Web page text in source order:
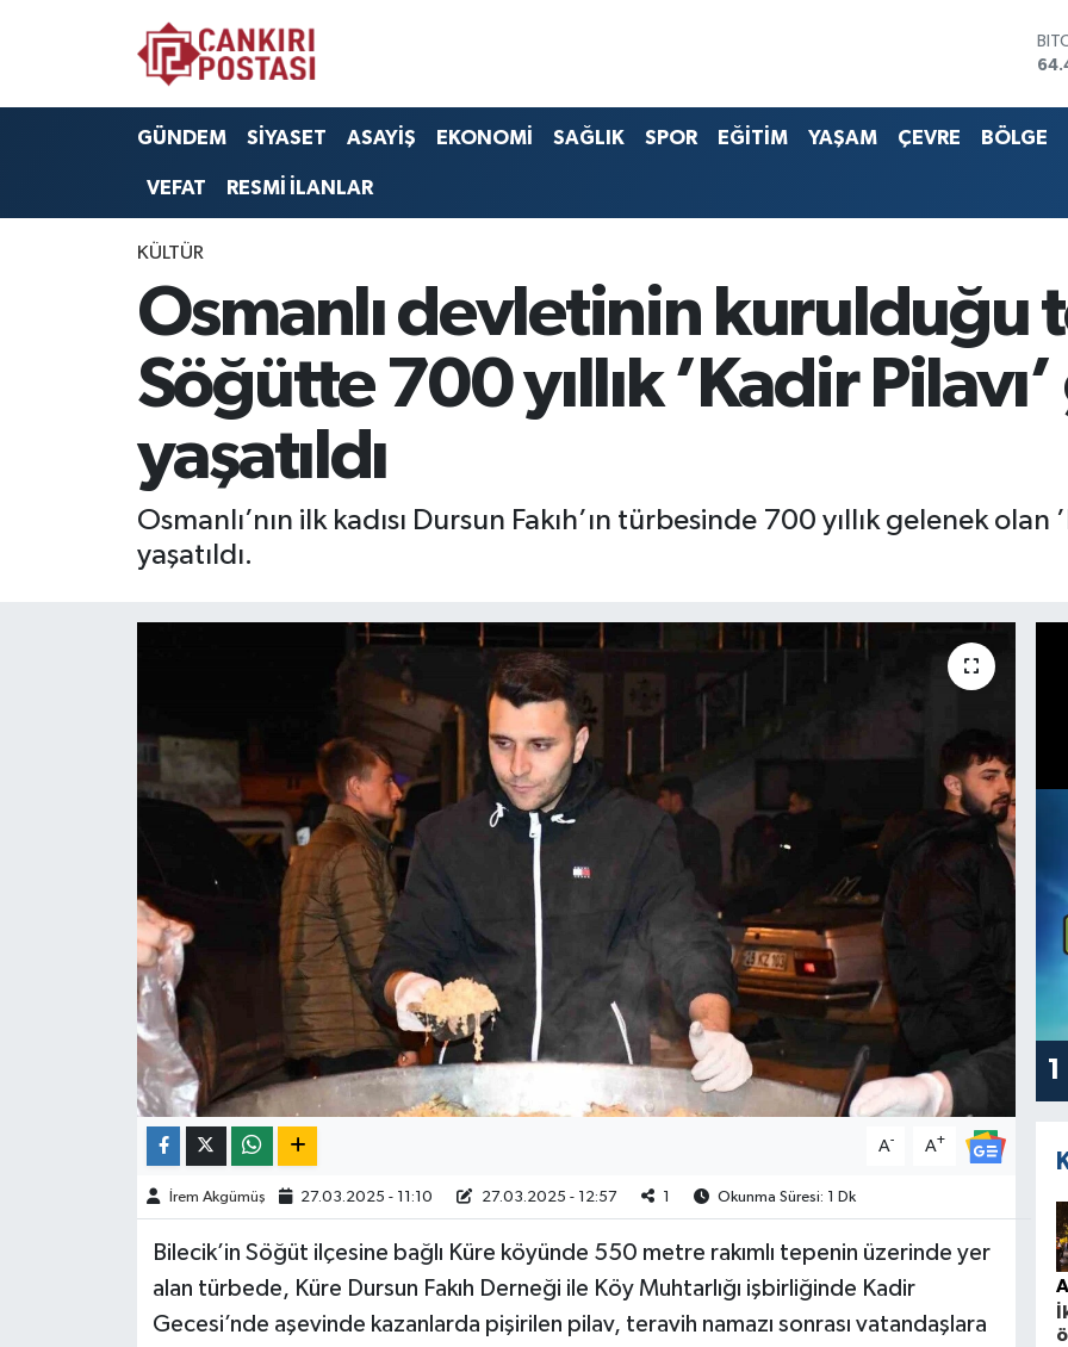
GÜNDEM SİYASET ASAYİŞ EKONOMİ SAĞLIK SPOR EĞİTİM YAŞAM ÇEVRE BÖLGE
VEFAT RESMİ İLANLAR
KÜLTÜR
Osmanlı devletinin kurulduğu
Söğütte 700 yıllık ’Kadir
yaşatıldı
Osmanlı’nın ilk kadısı Dursun Fakıh’ın türbesinde 700 yıllık gelenek
yaşatıldı.
A- A+
İrem Akgümüş 27.03.2025 - 11:10 27.03.2025 - 12:57 1 Okunma Süresi: 1 Dk
Bilecik’in Söğüt ilçesine bağlı Küre köyünde 550 metre rakımlı tepenin üzerinde yer
alan türbede, Küre Dursun Fakıh Derneği ile Köy Muhtarlığı işbirliğinde Kadir
Gecesi’nde aşevinde kazanlarda pişirilen pilav, teravih namazı sonrası vatandaşlara
1
SİYASET
BİLİM&TEKNOLOJİ
TÜRKİYE
Nöbetçi Eczaneler
Hava Durumu
Süper Lig Puan Durumu ve Fikstür
Tüm Manşetler
Son Dakika Haberleri
Haber Arşivi